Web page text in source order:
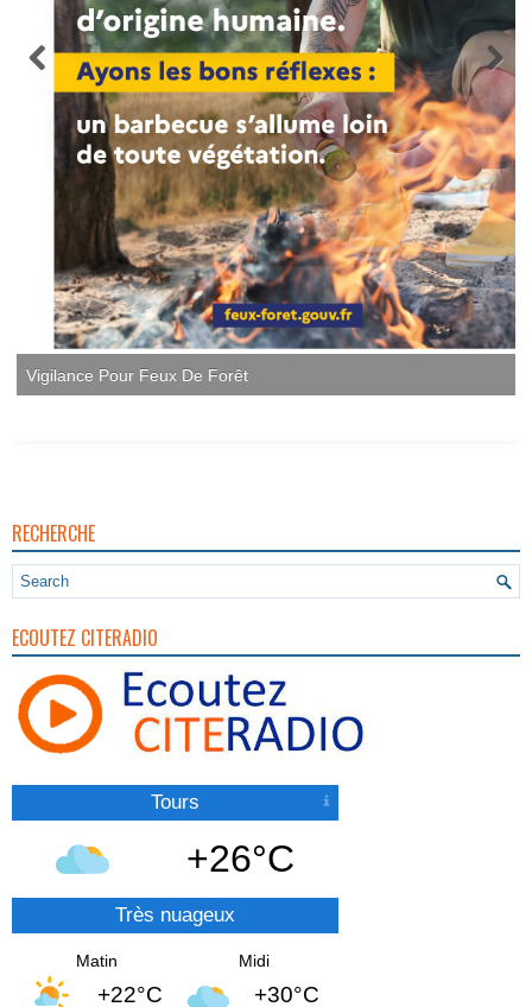
Vigilance Pour Feux De Forêt
RECHERCHE
ECOUTEZ CITERADIO
Tours
+26°C
Très nuageux
Matin
+22°C
Midi
+30°C